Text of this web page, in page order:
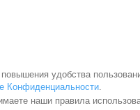
удобства
Конфиденциальности.
наши правила